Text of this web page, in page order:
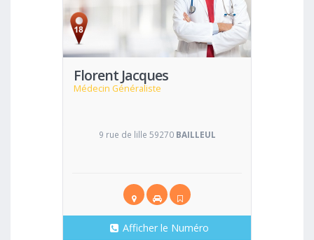
Florent Jacques
Médecin Généraliste
Voir
9 rue de lille 59270 BAILLEUL
Afficher le Numéro